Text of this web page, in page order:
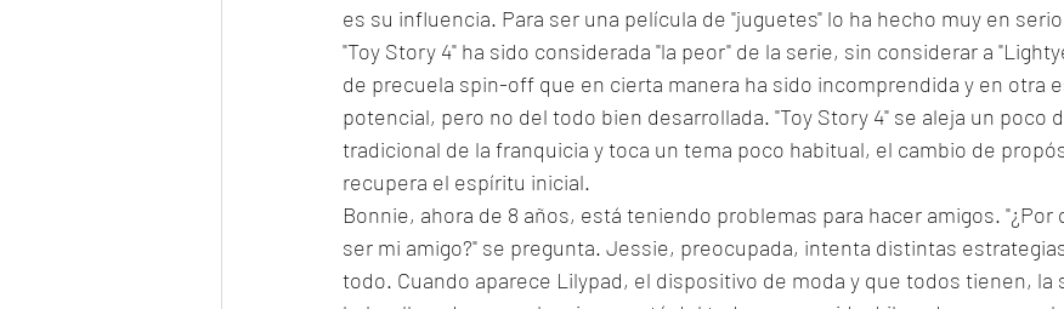
es su influencia. Para ser una película de "juguetes" lo ha hecho muy en
"Toy Story 4" ha sido considerada "la peor" de la serie, sin considerar a
de precuela spin-off que en cierta manera ha sido incomprendida y en otra
potencial, pero no del todo bien desarrollada. "Toy Story 4" se aleja un poco
tradicional de la franquicia y toca un tema poco habitual, el cambio de
recupera el espíritu inicial.
Bonnie, ahora de 8 años, está teniendo problemas para hacer amigos. "¿Por
ser mi amigo?" se pregunta. Jessie, preocupada, intenta distintas
todo. Cuando aparece Lilypad, el dispositivo de moda y que todos tienen, la